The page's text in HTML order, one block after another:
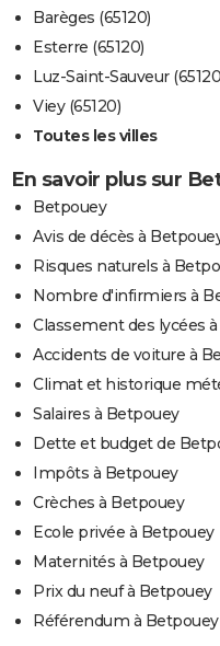
Barèges (65120)
Esterre (65120)
Luz-Saint-Sauveur
Viey (65120)
Toutes les villes
En savoir plus sur
Betpouey
Avis de décès à
Risques naturels à
Nombre d'infirmiers à
Classement des lycées
Accidents de voiture à
Climat et historique
Salaires à Betpouey
Dette et budget de
Impôts à Betpouey
Crèches à Betpouey
Ecole privée à Betpouey
Maternités à Betpouey
Prix du neuf à Betpouey
Référendum à Betpouey